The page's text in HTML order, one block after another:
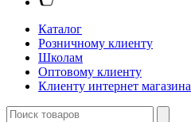
Каталог
Розничному клиенту
Школам
Оптовому клиенту
Клиенту интернет магазина